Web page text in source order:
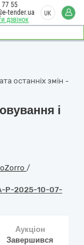
дзвінок
77 55
tender.ua
UK
останніх змін -
і
/
P-2025-10-07-
Аукціон
Завершився